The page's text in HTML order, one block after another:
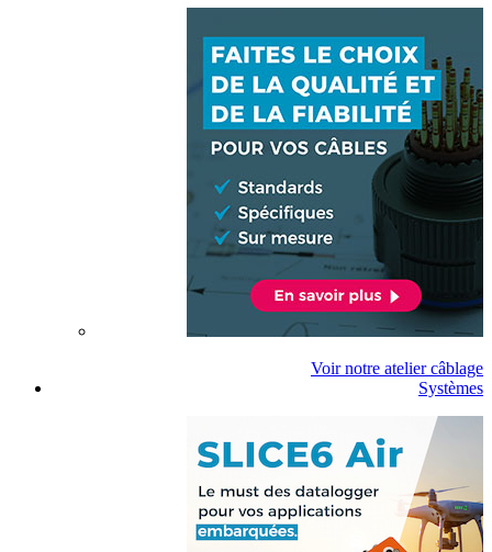
Voir notre atelier câblage
Systèmes